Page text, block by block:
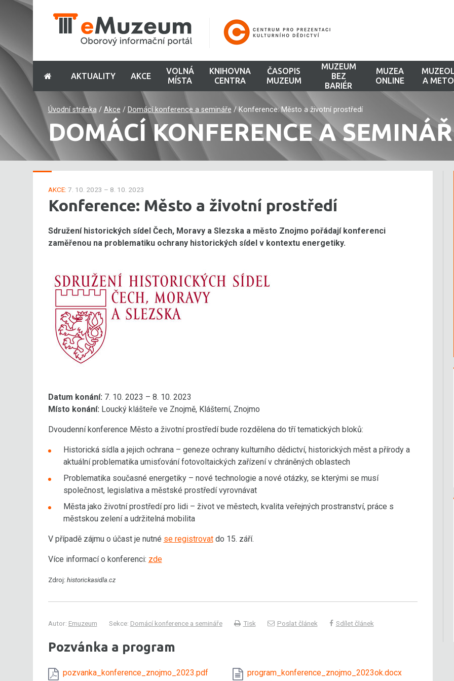
AKTUALITY AKCE
VOLNÁ
MÍSTA
KNIHOVNA
CENTRA
ČASOPIS
MUZEUM
MUZEUM
BEZ
BARIÉR
MUZEA
ONLINE
A
Úvodní stránka/ Akce / Domácí konference a semináře / Konference: Město a životní prostředí
DOMÁCÍ KONFERENCE A
AKCE: 7. 10. 2023 – 8. 10. 2023
Konference: Město a životní prostředí
Sdružení historických sídel Čech, Moravy a Slezska a město Znojmo pořádají konferenci
zaměřenou na problematiku ochrany historických sídel v kontextu energetiky.
Datum konání: 7. 10. 2023 – 8. 10. 2023
Místo konání: Loucký klášteře ve Znojmě, Klášterní, Znojmo
Dvoudenní konference Město a životní prostředí bude rozdělena do tří tematických bloků:
Historická sídla a jejich ochrana – geneze ochrany kulturního dědictví, historických měst a přírody a
aktuální problematika umisťování fotovoltaických zařízení v chráněných oblastech
Problematika současné energetiky – nové technologie a nové otázky, se kterými se musí
společnost, legislativa a městské prostředí vyrovnávat
Města jako životní prostředí pro lidi – život ve městech, kvalita veřejných prostranství, práce s
městskou zelení a udržitelná mobilita
V případě zájmu o účast je nutné se registrovatdo 15. září.
Více informací o konferenci: zde
Zdroj: historickasidla.cz
Autor: Emuzeum Sekce: Domácí konference a semináře Tisk Poslat článek Sdílet článek
Pozvánka a program
pozvanka_konference_znojmo_2023.pdf program_konference_znojmo_2023ok.docx